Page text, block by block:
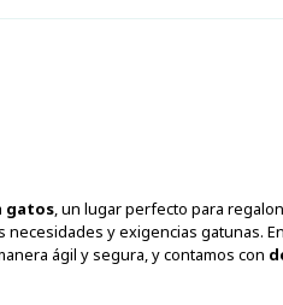
gatos, un lugar perfecto para
y exigencias gatunas.
ágil y segura, y contamos con